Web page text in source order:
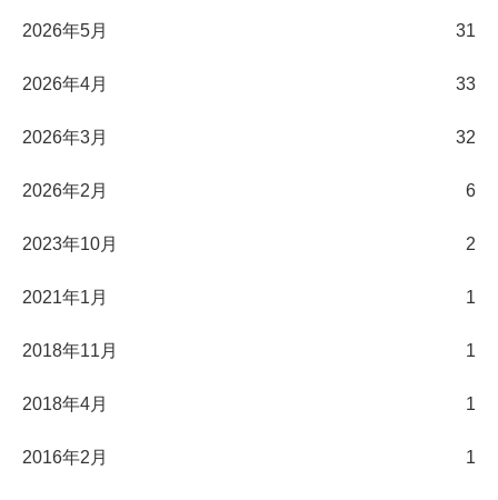
2026年5月 31
2026年4月 33
2026年3月 32
2026年2月 6
2023年10月 2
2021年1月 1
2018年11月 1
2018年4月 1
2016年2月 1